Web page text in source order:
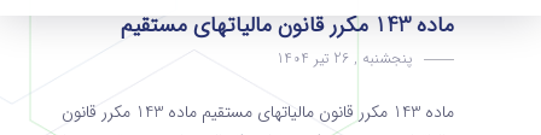
ماده 143 مکرر قانون مالیاتهای مستقیم
پنجشنبه , 26 تیر 1404
ماده 143 مکرر قانون مالیاتهای مستقیم ماده 143 مکرر قانون